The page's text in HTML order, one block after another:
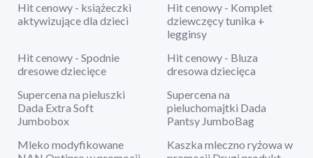
Hit cenowy - książeczki
aktywizujące dla dzieci
Hit cenowy - Komplet
dziewczęcy tunika +
legginsy
Hit cenowy - Spodnie
dresowe dziecięce
Hit cenowy - Bluza
dresowa dziecięca
Supercena na pieluszki
Dada Extra Soft
Jumbobox
Supercena na
pieluchomajtki Dada
Pantsy JumboBag
Mleko modyfikowane
Kaszka mleczno ryżowa w